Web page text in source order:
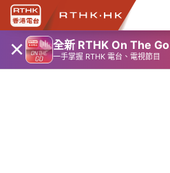
× 全新 RTHK On The Go
一手掌握 RTHK 電台、電視節目